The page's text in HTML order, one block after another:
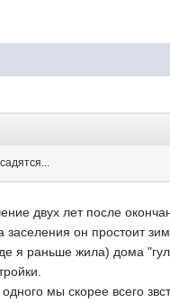
двух лет после
он простоит
я раньше жила) дома
мы скорее всего